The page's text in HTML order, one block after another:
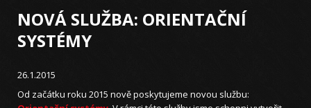
NOVÁ SLUŽBA: ORIENTAČNÍ
SYSTÉMY
26.1.2015
Od začátku roku 2015 nově poskytujeme novou službu: